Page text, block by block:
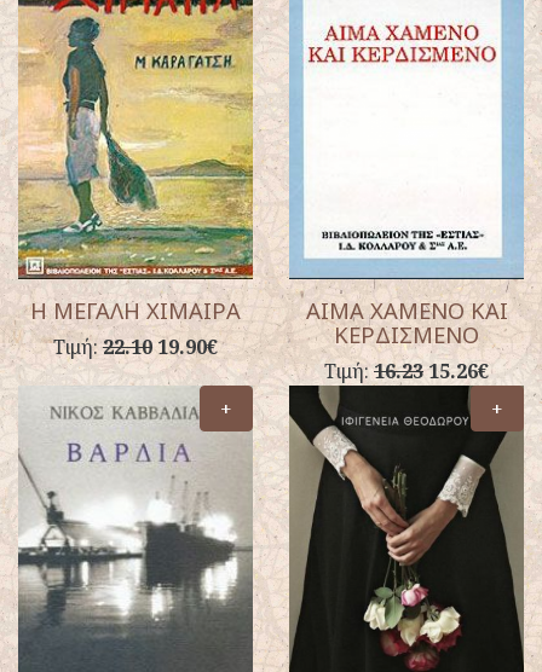
Η ΜΕΓΑΛΗ ΧΙΜΑΙΡΑ
Τιμή:22.1019.90€
ΑΙΜΑ ΧΑΜΕΝΟ ΚΑΙ
ΚΕΡΔΙΣΜΕΝΟ
Τιμή:16.2315.26€
+
+